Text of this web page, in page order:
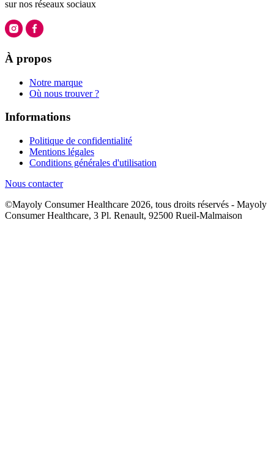
sur nos réseaux sociaux
À propos
Notre marque
Où nous trouver ?
Informations
Politique de confidentialité
Mentions légales
Conditions générales d'utilisation
Nous contacter
©Mayoly Consumer Healthcare 2026, tous droits réservés - Mayoly
Consumer Healthcare, 3 Pl. Renault, 92500 Rueil-Malmaison